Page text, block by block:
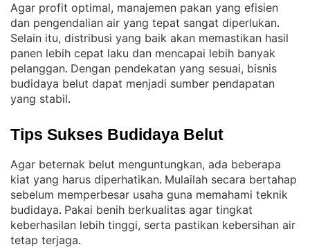
Agar profit optimal, manajemen pakan yang efisien
dan pengendalian air yang tepat sangat diperlukan
Selain itu, distribusi yang baik akan memastikan hasil
panen lebih cepat laku dan mencapai lebih banyak
pelanggan. Dengan pendekatan yang sesuai, bisnis
budidaya belut dapat menjadi sumber pendapatan
yang stabil.
Tips Sukses Budidaya Belut
Agar beternak belut menguntungkan, ada beberapa
kiat yang harus diperhatikan. Mulailah secara bertahap
sebelum memperbesar usaha guna memahami teknik
budidaya. Pakai benih berkualitas agar tingkat
keberhasilan lebih tinggi, serta pastikan kebersihan air
tetap terjaga.